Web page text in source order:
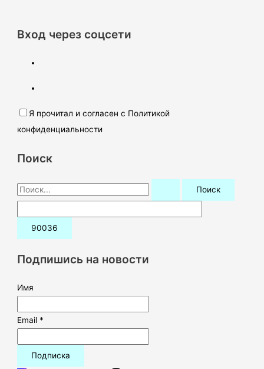
Вход через соцсети
Я прочитал и согласен с Политикой
конфиденциальности
Поиск
П
о
и
:Подпишись на новости
Имя
Email *